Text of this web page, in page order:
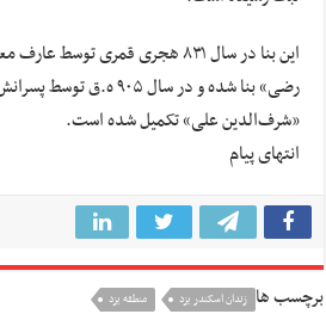
این بنا در سال ۸۳۱ هجری قمری
رضی» بنا شده و در سال
«شرف‌الدین علی» تکمیل شده است.
انتهای پیام
برچسب ها زندان اسکندر یزد منطقه یزد